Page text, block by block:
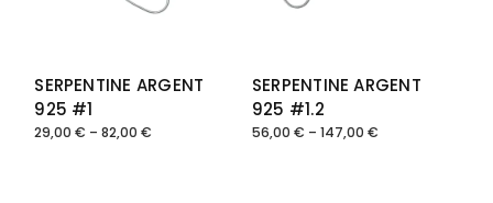
SERPENTINE ARGENT
925 #1
29,00€ –82,00€
Plage
SERPENTINE ARGENT
925 #1.2
56,00 € – 147,00 €
Plage